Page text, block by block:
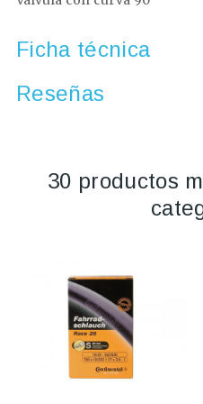
Ficha técnica
Reseñas
30 productos